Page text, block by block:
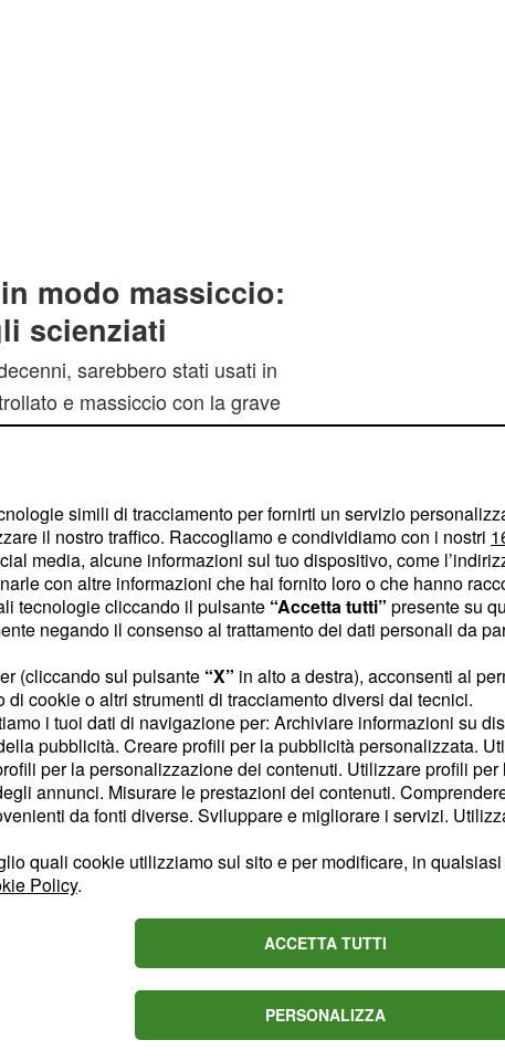
modo massiccio:
scienziati
sarebbero stati usati in
e massiccio con la grave
favorito la formazione
alle terapie adoperate e
preso in esame dagli
al suo interno un particolare
sarebbe anche risultato
antibiotico di vecchia
in campo scientifico
l’elevata resistenza
da alcuni batteri. La Colistina
negli anni 50 ma che non
numerosi e gravi effetti
sull’apparato renale.
simili di tracciamento per fornirti un servizio
il nostro traffico. Raccogliamo e condividiamo con i nostri
media, alcune informazioni sul tuo dispositivo, come
con altre informazioni che hai fornito loro o che hanno
tecnologie cliccando il pulsante “Accetta tutti” presente su
negando il consenso al trattamento dei dati personali da
(cliccando sul pulsante “X” in alto a destra), acconsenti al
di cookie o altri strumenti di tracciamento diversi dai tecnici.
i tuoi dati di navigazione per: Archiviare informazioni su
pubblicità. Creare profili per la pubblicità personalizzata.
per la personalizzazione dei contenuti. Utilizzare profili
annunci. Misurare le prestazioni dei contenuti.
da fonti diverse. Sviluppare e migliorare i servizi.
quali cookie utilizziamo sul sito e per modificare, in
Policy.
ACCETTA TUTTI
PERSONALIZZA